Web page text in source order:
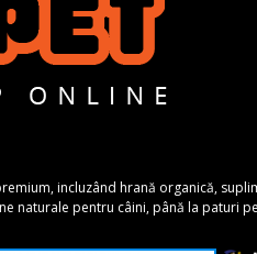
incluzând hrană organică,
pentru câini, până la paturi